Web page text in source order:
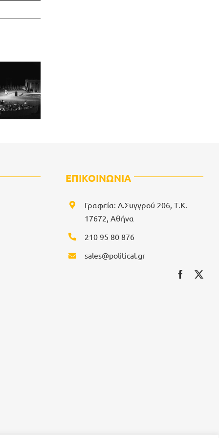
ΕΠΙΚΟΙΝΩΝΙΑ
Γραφεία: Λ.Συγγρού 206, Τ.Κ.
17672, Αθήνα
210 95 80 876
sales@political.gr